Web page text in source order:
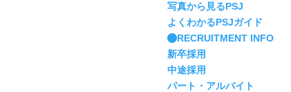
写真から見るPSJ
よくわかるPSJガイド
RECRUITMENT INFO
新卒採用
中途採用
パート・アルバイト